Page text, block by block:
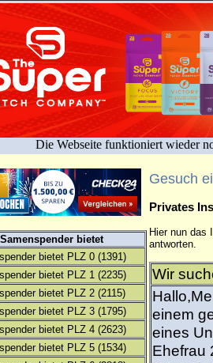
Die Webseite funktioniert wieder
bietet
bietet PLZ 0 (1391)
bietet PLZ 1 (2235)
bietet PLZ 2 (2115)
bietet PLZ 3 (1795)
bietet PLZ 4 (2623)
bietet PLZ 5 (1534)
Gesuch
Privates
Hier nun das
antworten.
Wir
einem
eines
Ehefrau